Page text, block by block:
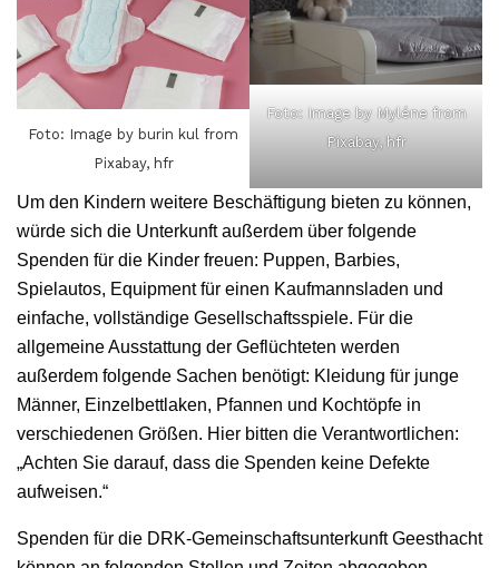
Foto: Image by burin kul from
Pixabay, hfr
Foto: Image by Myléne from
Pixabay, hfr
Um den Kindern weitere Beschäftigung bieten zu können,
würde sich die Unterkunft außerdem über folgende
Spenden für die Kinder freuen: Puppen, Barbies,
Spielautos, Equipment für einen Kaufmannsladen und
einfache, vollständige Gesellschaftsspiele. Für die
allgemeine Ausstattung der Geflüchteten werden
außerdem folgende Sachen benötigt: Kleidung für junge
Männer, Einzelbettlaken, Pfannen und Kochtöpfe in
verschiedenen Größen. Hier bitten die Verantwortlichen:
„Achten Sie darauf, dass die Spenden keine Defekte
aufweisen.“
Spenden für die DRK-Gemeinschaftsunterkunft Geesthacht